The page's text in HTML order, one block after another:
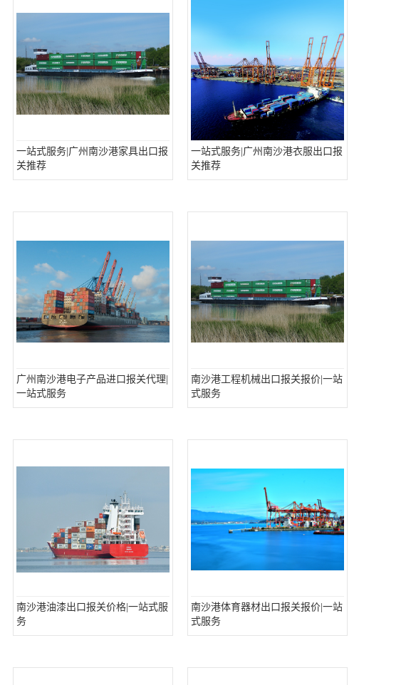
一站式服务|广州南沙港家具出口报
关推荐
一站式服务|广州南沙港衣服出口报
关推荐
广州南沙港电子产品进口报关代理|
一站式服务
南沙港工程机械出口报关报价|一站
式服务
南沙港油漆出口报关价格|一站式服
务
南沙港体育器材出口报关报价|一站
式服务